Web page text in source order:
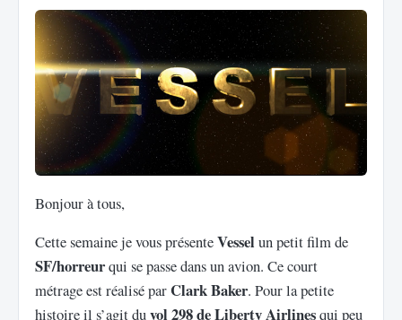
Bonjour à tous,
Cette semaine je vous présenteVessel un petit film de
SF/horreurqui se passe dans un avion. Ce court
métrage est réalisé parClark Baker. Pour la petite
histoire il s’agit duvol 298 de Liberty Airlinesqui peu